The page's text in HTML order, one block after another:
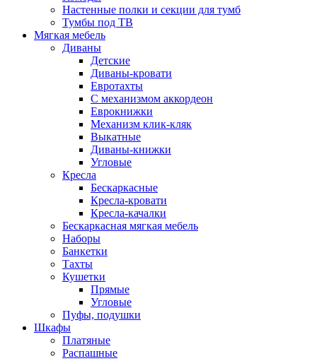
Настенные полки и секции для тумб
Тумбы под ТВ
Мягкая мебель
Диваны
Детские
Диваны-кровати
Евротахты
С механизмом аккордеон
Еврокнижки
Механизм клик-кляк
Выкатные
Диваны-книжки
Угловые
Кресла
Бескаркасные
Кресла-кровати
Кресла-качалки
Бескаркасная мягкая мебель
Наборы
Банкетки
Тахты
Кушетки
Прямые
Угловые
Пуфы, подушки
Шкафы
Платяные
Распашные